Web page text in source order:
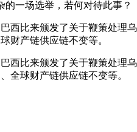
一场选举，若何对待此事？
比来颁发了关于鞭策处理
财产链供应链不变等。
比来颁发了关于鞭策处理
全球财产链供应链不变等。